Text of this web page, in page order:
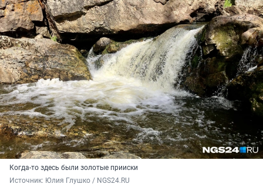
Когда-то здесь были золотые прииски
Источник: Юлия Глушко / NGS24.RU